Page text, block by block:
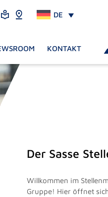
DE
KONTAKT
Der Sasse
Willkommen im
Gruppe! Hier öffnet